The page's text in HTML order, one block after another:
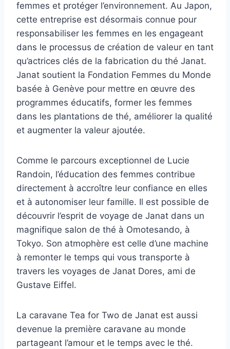
femmes et protéger l’environnement. Au Japon,
cette entreprise est désormais connue pour
responsabiliser les femmes en les engageant
dans le processus de création de valeur en tant
qu’actrices clés de la fabrication du thé Janat.
Janat soutient la Fondation Femmes du Monde
basée à Genève pour mettre en œuvre des
programmes éducatifs, former les femmes
dans les plantations de thé, améliorer la qualité
et augmenter la valeur ajoutée.
Comme le parcours exceptionnel de Lucie
Randoin, l’éducation des femmes contribue
directement à accroître leur confiance en elles
et à autonomiser leur famille. Il est possible de
découvrir l’esprit de voyage de Janat dans un
magnifique salon de thé à Omotesando, à
Tokyo. Son atmophère est celle d’une machine
à remonter le temps qui vous transporte à
travers les voyages de Janat Dores, ami de
Gustave Eiffel.
La caravane Tea for Two de Janat est aussi
devenue la première caravane au monde
partageant l’amour et le temps avec le thé.